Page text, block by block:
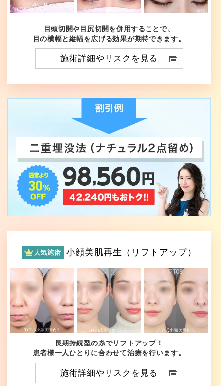
目頭切開や目尻切開を併用することで、
目の横幅と縦幅を広げる効果が期待できます。
施術詳細やリスクを見る
人気施術 小顔美肌再生（リフトアップ）
長期持続型の糸でリフトアップ！
患者様一人ひとりに合わせて治療を行います。
施術詳細やリスクを見る